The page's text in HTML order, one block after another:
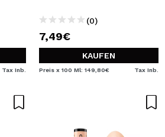
Tax Inb.
(0)
7,49€
KAUFEN
Preis x 100 Ml: 149,80€ Tax Inb.